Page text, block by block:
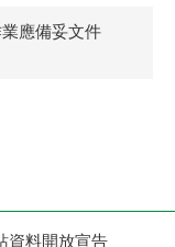
應備妥文件
資料開放宣告